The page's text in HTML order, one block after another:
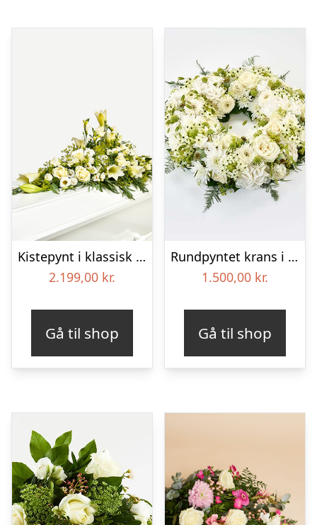
Kistepynt i klassisk stil – creme
2.199,00 kr.
Gå til shop
Rundpyntet krans i hvid, floristens valg – Blomster til begravelse
1.500,00 kr.
Gå til shop